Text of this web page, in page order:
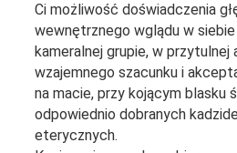
Ci możliwość doświadczenia
wewnętrznego wglądu w
kameralnej grupie, w
wzajemnego szacunku i
na macie, przy kojącym blasku
odpowiednio dobranych
eterycznych.